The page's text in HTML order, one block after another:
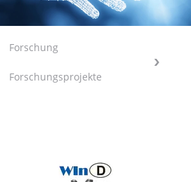
Forschung
Forschungsprojekte